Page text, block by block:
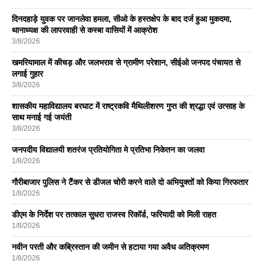
दिनदहाड़े युवक पर जानलेवा हमला, सीओ के हस्तक्षेप के बाद दर्ज हुआ मुकदमा,
थानाध्यक्ष की लापरवाही से कस्बा वासियों में आक्रोश
3/8/2026
खमरियामाल में कीचड़ और जलभराव से ग्रामीण परेशान, सीईओ जनपद पंचायत से
लगाई गुहार
3/8/2026
शासकीय महाविद्यालय बरघाट में राष्ट्रकवि मैथिलीशरण गुप्त की श्रद्धा एवं उत्साह के
साथ मनाई गई जयंती
3/8/2026
जनपदीय विद्यालयी शतरंज प्रतियोगिता मे प्रतिभा निकेतन का जलवा
1/8/2026
गौरीबाजार पुलिस ने टैंकर से डीजल चोरी करने वाले दो अभियुक्तों को किया गिरफतार
1/8/2026
डीएम के निर्देश पर तत्काल सुधरा राजस्व रिकॉर्ड, फरियादी को मिली राहत
1/8/2026
नवीन परती और कब्रिस्तान की जमीन से हटाया गया अवैध अतिक्रमण
1/8/2026